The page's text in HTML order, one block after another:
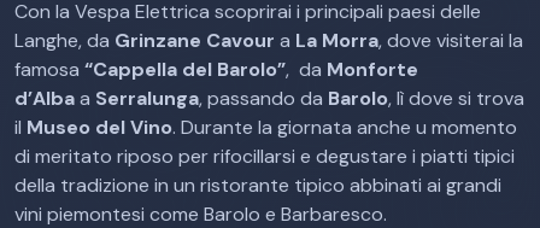
Con la Vespa Elettrica scoprirai i principali paesi delle
Langhe, da Grinzane Cavour a La Morra, dove visiterai la
famosa “Cappella del Barolo”, da Monforte
d’Albaa Serralunga, passando da Barolo, lì dove si trova
il Museo del Vino. Durante la giornata anche u momento
di meritato riposo per rifocillarsi e degustare i piatti tipici
della tradizione in un ristorante tipico abbinati ai grandi
vini piemontesi come Barolo e Barbaresco.